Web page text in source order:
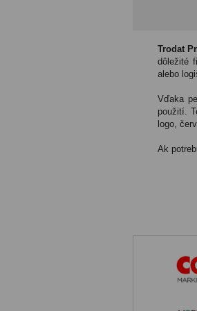
Trodat
dôležité
alebo
Vďaka
použití.
logo,
Ak